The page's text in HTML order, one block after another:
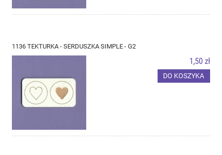
1136 TEKTURKA - SERDUSZKA SIMPLE - G2
1,50 zł
DO KOSZYKA